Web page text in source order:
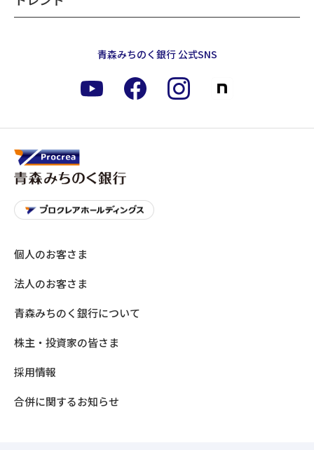
青森みちのく銀行 公式SNS
個人のお客さま
法人のお客さま
青森みちのく銀行について
株主・投資家の皆さま
採用情報
合併に関するお知らせ